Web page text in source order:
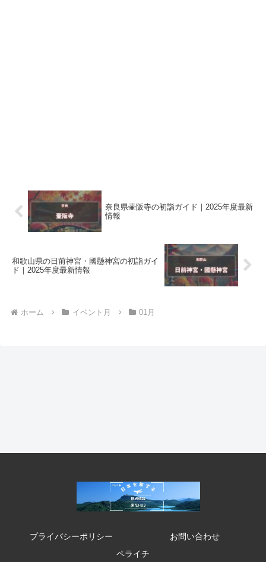
奈良県壷阪寺の初詣ガイド｜2025年度最新
情報
和歌山県の日前神宮・國懸神宮の初詣ガイ
ド｜2025年度最新情報
ホーム イベント月 01月
プライバシーポリシー
お問い合わせ
ペライチ